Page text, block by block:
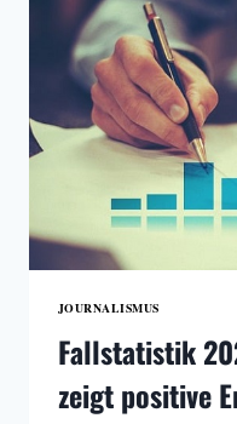
JOURNALISMUS
Fallstatistik
zeigt positive